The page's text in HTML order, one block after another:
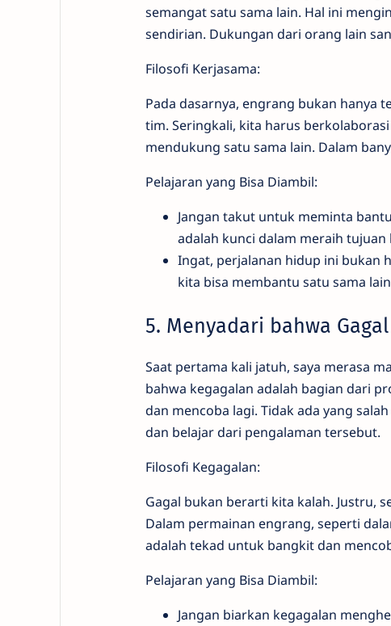
semangat satu sama lain. Hal ini
sendirian. Dukungan dari orang lain
Filosofi Kerjasama:
Pada dasarnya, engrang bukan hanya
tim. Seringkali, kita harus
mendukung satu sama lain. Dalam
Pelajaran yang Bisa Diambil:
Jangan takut untuk meminta
adalah kunci dalam meraih tujuan
Ingat, perjalanan hidup ini bukan
kita bisa membantu satu sama
5. Menyadari bahwa
Saat pertama kali jatuh, saya merasa
bahwa kegagalan adalah bagian dari
dan mencoba lagi. Tidak ada yang
dan belajar dari pengalaman tersebut.
Filosofi Kegagalan:
Gagal bukan berarti kita kalah. Justru,
Dalam permainan engrang, seperti
adalah tekad untuk bangkit dan
Pelajaran yang Bisa Diambil:
Jangan biarkan kegagalan